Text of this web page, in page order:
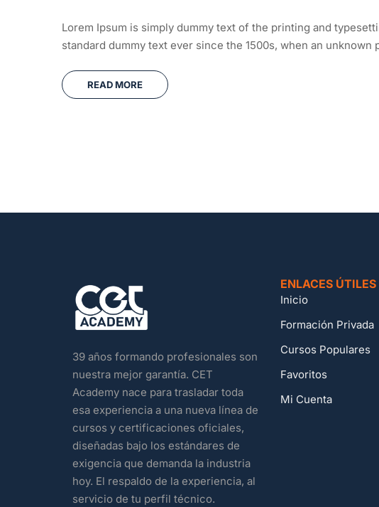
Lorem Ipsum is simply dummy text of the printing and
standard dummy text ever since the 1500s, when an
READ MORE
39 años formando profesionales son
nuestra mejor garantía. CET
Academy nace para trasladar toda
esa experiencia a una nueva línea de
cursos y certificaciones oficiales,
diseñadas bajo los estándares de
exigencia que demanda la industria
hoy. El respaldo de la experiencia, al
servicio de tu perfil técnico.
ENLACES ÚTILES
Inicio
Formación Privada
Cursos Populares
Favoritos
Mi Cuenta